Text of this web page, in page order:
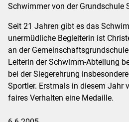
Schwimmer von der Grundschule
Seit 21 Jahren gibt es das
unermüdliche Begleiterin ist
an der
Leiterin der Schwimm-Abteilung
bei der Siegerehrung
Sportler. Erstmals in diesem Jahr
faires Verhalten eine Medaille.